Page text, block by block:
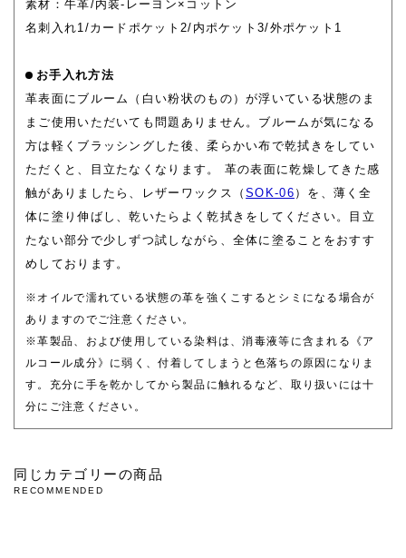
素材：牛革/内装-レーヨン×コットン
名刺入れ1/カードポケット2/内ポケット3/外ポケット1
お手入れ方法
革表面にブルーム（白い粉状のもの）が浮いている状態のま
まご使用いただいても問題ありません。ブルームが気になる
方は軽くブラッシングした後、柔らかい布で乾拭きをしてい
ただくと、目立たなくなります。 革の表面に乾燥してきた感
触がありましたら、レザーワックス（SOK-06 ）を、薄く全
体に塗り伸ばし、乾いたらよく乾拭きをしてください。目立
たない部分で少しずつ試しながら、全体に塗ることをおすす
めしております。
※オイルで濡れている状態の革を強くこするとシミになる場合が
ありますのでご注意ください。
※革製品、および使用している染料は、消毒液等に含まれる《ア
ルコール成分》に弱く、付着してしまうと色落ちの原因になりま
す。充分に手を乾かしてから製品に触れるなど、取り扱いには十
分にご注意ください。
同じカテゴリーの商品
RECOMMENDED